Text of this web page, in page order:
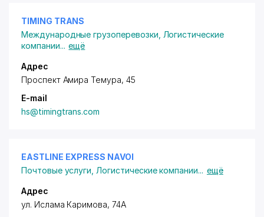
TIMING TRANS
Международные грузоперевозки Логистические
компании... ещё
Адрес
Проспект Амира Темура, 45
E-mail
hs@timingtrans.com
EASTLINE EXPRESS NAVOI
Почтовые услуги Логистические компании... ещё
Адрес
ул. Ислама Каримова, 74А